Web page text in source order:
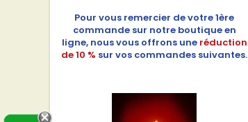
Pour vous remercier de votre 1ère
commande sur notre boutique en
ligne, nous vous offrons une réduction
de 10 % sur vos commandes suivantes.